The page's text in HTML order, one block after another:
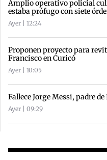
Amplio operativo policial
estaba prófugo con siete
Ayer | 12:24
Proponen proyecto para
Francisco en Curicó
Ayer | 10:05
Fallece Jorge Messi, padre
Ayer | 09:29